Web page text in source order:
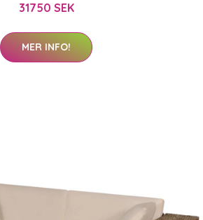
31750 SEK
MER INFO!